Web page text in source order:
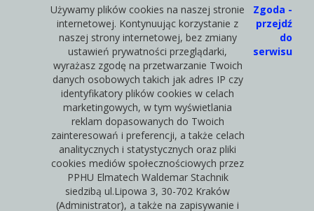
Używamy plików cookies na naszej stronie
internetowej. Kontynuując korzystanie z
naszej strony internetowej, bez zmiany
ustawień prywatności przeglądarki,
wyrażasz zgodę na przetwarzanie Twoich
danych osobowych takich jak adres IP czy
identyfikatory plików cookies w celach
marketingowych, w tym wyświetlania
reklam dopasowanych do Twoich
zainteresowań i preferencji, a także celach
analitycznych i statystycznych oraz pliki
cookies mediów społecznościowych przez
PPHU Elmatech Waldemar Stachnik
siedzibą ul.Lipowa 3, 30-702 Kraków
(Administrator), a także na zapisywanie i
Zgoda -
przejdź
do
serwisu